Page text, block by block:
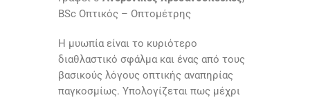
BSc Οπτικός – Οπτομέτρης
Η μυωπία είναι το κυριότερο
διαθλαστικό σφάλμα και ένας από τους
βασικούς λόγους οπτικής αναπηρίας
παγκοσμίως. Υπολογίζεται πως μέχρι